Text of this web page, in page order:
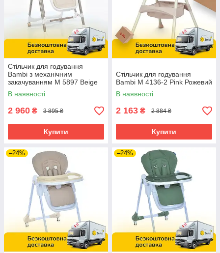
Стільчик для годування
Bambi з механічним
закачуванням M 5897 Beige
Бежевий
В наявності
2 960 ₴ 3 895 ₴
Купити
Стільчик для годування
Bambi M 4136-2 Pink Рожевий
В наявності
2 163 ₴ 2 884 ₴
Купити
–24% –24%